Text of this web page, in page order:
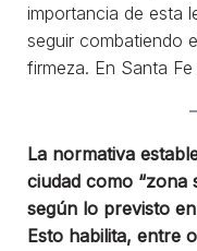
importancia de esta
seguir combatiendo
firmeza. En Santa
La normativa
ciudad como “zona
según lo previsto
Esto habilita, entre